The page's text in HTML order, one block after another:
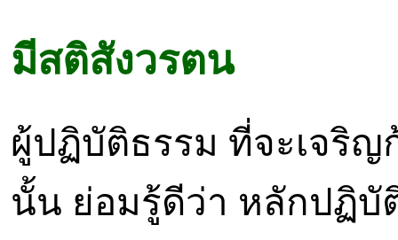
มีสติสังวรตน
ผู้ปฏิบัติธรรม ที่จะเจริ
นั้น ย่อมรู้ดีว่า หลักปฏิ